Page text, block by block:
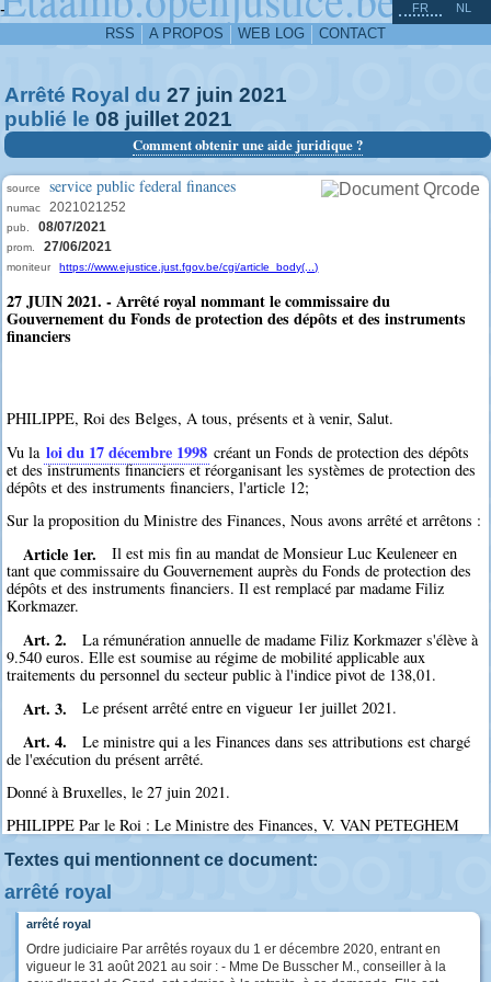
-
RSS A PROPOS WEB LOG CONTACT
FR NL
Arrêté Royal du 27 juin 2021
publié le 08 juillet 2021
Comment obtenir une aide juridique ?
source service public federal finances
numac 2021021252
pub. 08/07/2021
prom. 27/06/2021
moniteur https://www.ejustice.just.fgov.be/cgi/article_body(...)
27 JUIN 2021. - Arrêté royal nommant le commissaire du
Gouvernement du Fonds de protection des dépôts et des instruments
financiers
PHILIPPE, Roi des Belges, A tous, présents et à venir, Salut.
Vu la loi du 17 décembre 1998 créant un Fonds de protection des dépôts
et des instruments financiers et réorganisant les systèmes de protection des
dépôts et des instruments financiers, l'article 12;
Sur la proposition du Ministre des Finances, Nous avons arrêté et arrêtons :
Article 1er.
Il est mis fin au mandat de Monsieur Luc Keuleneer en
tant que commissaire du Gouvernement auprès du Fonds de protection des
dépôts et des instruments financiers. Il est remplacé par madame Filiz
Korkmazer.
Art. 2.
La rémunération annuelle de madame Filiz Korkmazer s'élève à
9.540 euros. Elle est soumise au régime de mobilité applicable aux
traitements du personnel du secteur public à l'indice pivot de 138,01.
Art. 3. Le présent arrêté entre en vigueur 1er juillet 2021.
Art. 4.
Le ministre qui a les Finances dans ses attributions est chargé
de l'exécution du présent arrêté.
Donné à Bruxelles, le 27 juin 2021.
PHILIPPE Par le Roi : Le Ministre des Finances, V. VAN PETEGHEM
Textes qui mentionnent ce document:
arrêté royal
arrêté royal
Ordre judiciaire Par arrêtés royaux du 1 er décembre 2020, entrant en
vigueur le 31 août 2021 au soir : - Mme De Busscher M., conseiller à la
^